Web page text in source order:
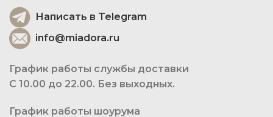
Написать в Telegram
info@miadora.ru
График работы службы доставки
С 10.00 до 22.00. Без выходных.
График работы шоурума